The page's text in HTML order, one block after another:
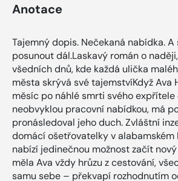
Anotace
Tajemný dopis. Nečekaná nabídka. A
posunout dál.Laskavý román o
všedních dnů, kde každá ulička
města skrývá své tajemstvíKdyž Ava
měsíc po náhlé smrti svého expřítele
neobvyklou pracovní nabídkou, má
pronásledoval jeho duch. Zvláštní
domácí ošetřovatelky v alabamském
nabízí jedinečnou možnost začít
měla Ava vždy hrůzu z cestování,
samu sebe – překvapí rozhodnutím